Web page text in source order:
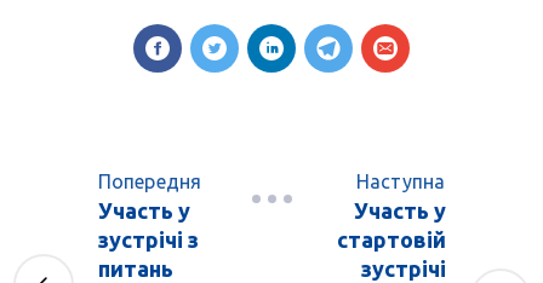
Попередня
Участь у
зустрічі з
питань
Наступна
Участь у
стартовій
зустрічі